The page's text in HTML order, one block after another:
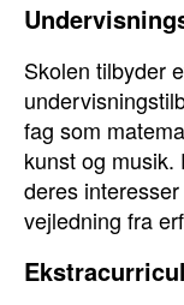
Skolen tilbyder
fag som
kunst og musik.
deres
vejledning fra